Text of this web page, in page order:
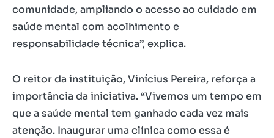
comunidade, ampliando o acesso ao cuidado em
saúde mental com acolhimento e
responsabilidade técnica”, explica.
O reitor da instituição, Vinícius Pereira, reforça a
importância da iniciativa. “Vivemos um tempo em
que a saúde mental tem ganhado cada vez mais
atenção. Inaugurar uma clínica como essa é